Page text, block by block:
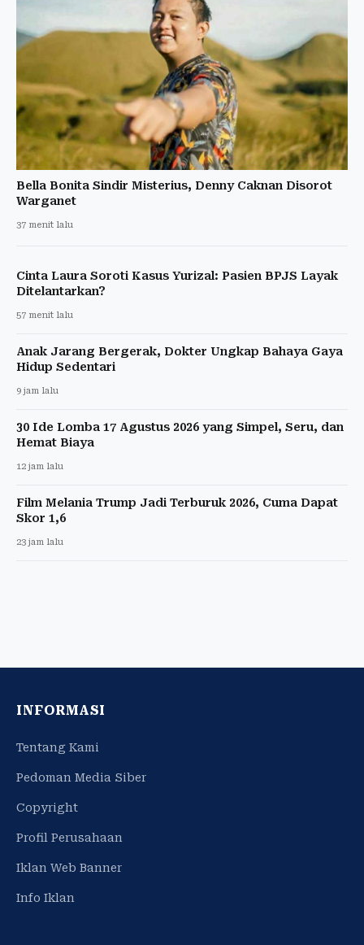
Bella Bonita Sindir Misterius, Denny Caknan Disorot
Warganet
37 menit lalu
Cinta Laura Soroti Kasus Yurizal: Pasien BPJS Layak
Ditelantarkan?
57 menit lalu
Anak Jarang Bergerak, Dokter Ungkap Bahaya Gaya
Hidup Sedentari
9 jam lalu
30 Ide Lomba 17 Agustus 2026 yang Simpel, Seru, dan
Hemat Biaya
12 jam lalu
Film Melania Trump Jadi Terburuk 2026, Cuma Dapat
Skor 1,6
23 jam lalu
INFORMASI
Tentang Kami
Pedoman Media Siber
Copyright
Profil Perusahaan
Iklan Web Banner
Info Iklan